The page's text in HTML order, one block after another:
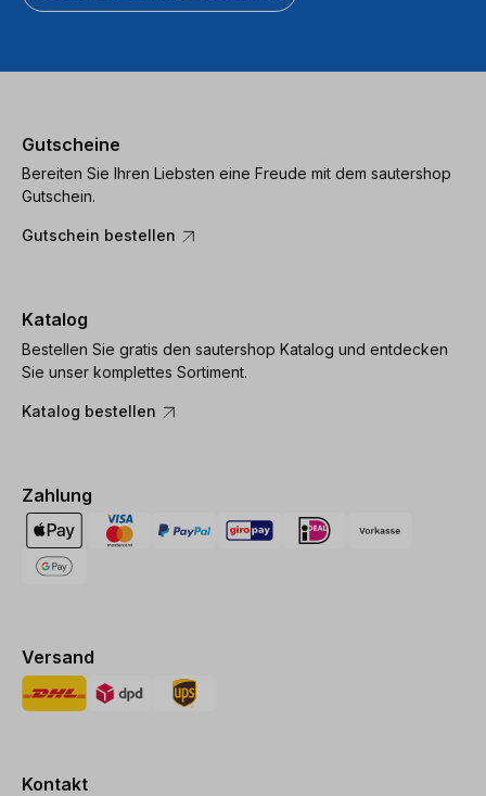
Gutscheine
Bereiten Sie Ihren Liebsten eine Freude mit dem sautershop
Gutschein.
Gutschein bestellen
Katalog
Bestellen Sie gratis den sautershop Katalog und entdecken
Sie unser komplettes Sortiment.
Katalog bestellen
Zahlung
Versand
Kontakt